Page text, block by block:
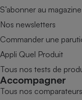
S’abonner au magazine
Nos newsletters
Commander une
Appli Quel Produit
Tous nos tests de
Accompagner
Tous nos comparateurs